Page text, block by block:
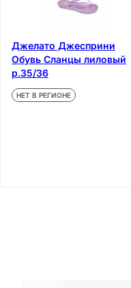
Джелато Джесприни
Обувь Сланцы лиловый
р.35/36
НЕТ В РЕГИОНЕ